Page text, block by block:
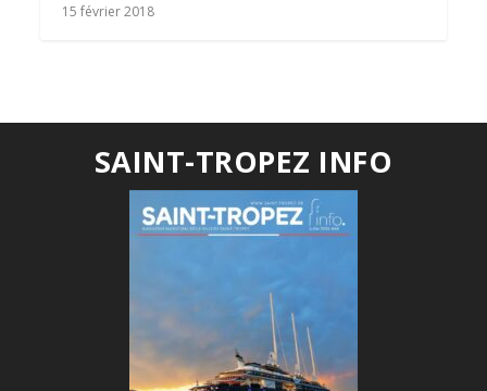
15 février 2018
SAINT-TROPEZ INFO